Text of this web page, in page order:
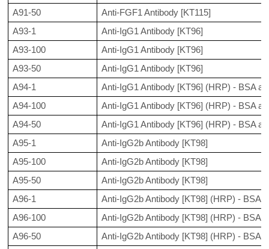
A91-50
Anti-FGF1 Antibody [KT115]
A93-1
Anti-IgG1 Antibody [KT96]
A93-100
Anti-IgG1 Antibody [KT96]
A93-50
Anti-IgG1 Antibody [KT96]
A94-1
Anti-IgG1 Antibody [KT96] (HRP) - BSA
A94-100
Anti-IgG1 Antibody [KT96] (HRP) - BSA
A94-50
Anti-IgG1 Antibody [KT96] (HRP) - BSA
A95-1
Anti-IgG2b Antibody [KT98]
A95-100
Anti-IgG2b Antibody [KT98]
A95-50
Anti-IgG2b Antibody [KT98]
A96-1
Anti-IgG2b Antibody [KT98] (HRP) - BSA
A96-100
Anti-IgG2b Antibody [KT98] (HRP) - BSA
A96-50
Anti-IgG2b Antibody [KT98] (HRP) - BSA